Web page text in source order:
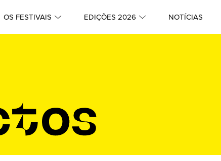
OS FESTIVAIS EDIÇÕES 2026 NOTÍCIAS